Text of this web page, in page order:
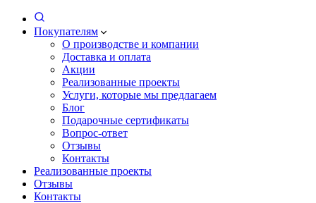
Покупателям
О производстве и компании
Доставка и оплата
Акции
Реализованные проекты
Услуги, которые мы предлагаем
Блог
Подарочные сертификаты
Вопрос-ответ
Отзывы
Контакты
Реализованные проекты
Отзывы
Контакты